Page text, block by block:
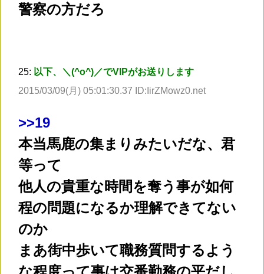
警察の方だろ
25: 以下、＼(^o^)／でVIPがお送りします
2015/03/09(月) 05:01:30.37 ID:IirZMowz0.net
>>19
本当馬鹿の集まりみたいだな、君
等って
他人の貴重な時間を奪う事が如何
程の問題になるか理解できてない
のか
まあ街中歩いて職務質問するよう